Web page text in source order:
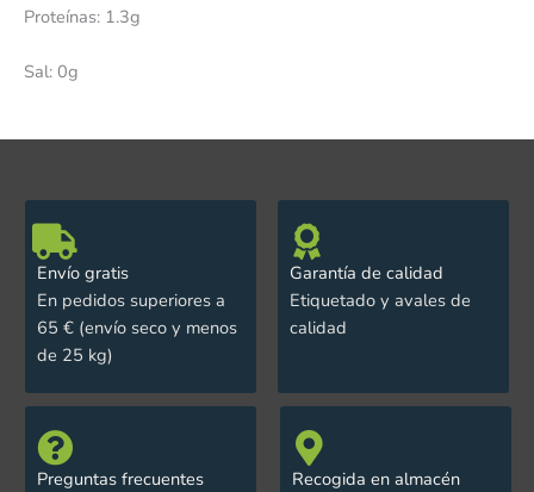
Proteínas: 1.3g
Sal: 0g
Envío gratis
En pedidos superiores a
65 € (envío seco y menos
de 25 kg)
Garantía de calidad
Etiquetado y avales de
calidad
Preguntas frecuentes
Recogida en almacén